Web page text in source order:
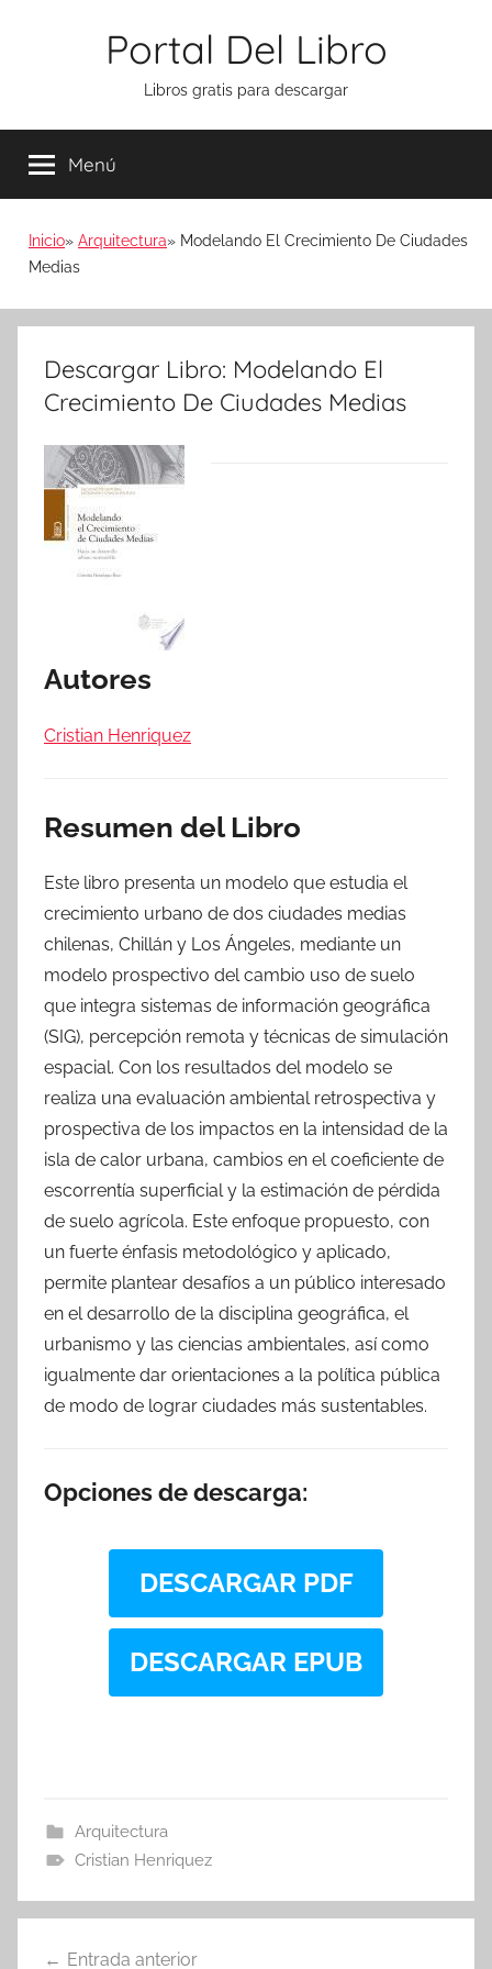
Portal Del Libro
Libros gratis para descargar
Menú
Inicio Arquitectura
Modelando El Crecimiento De Ciudades
Medias
Descargar Libro: Modelando El
Crecimiento De Ciudades Medias
Autores
Cristian Henriquez
Resumen del Libro
Este libro presenta un modelo que estudia el
crecimiento urbano de dos ciudades medias
chilenas, Chillán y Los Ángeles, mediante un
modelo prospectivo del cambio uso de suelo
que integra sistemas de información geográfica
(SIG), percepción remota y técnicas de simulación
espacial. Con los resultados del modelo se
realiza una evaluación ambiental retrospectiva y
prospectiva de los impactos en la intensidad de la
isla de calor urbana, cambios en el coeficiente de
escorrentía superficial y la estimación de pérdida
de suelo agrícola. Este enfoque propuesto, con
un fuerte énfasis metodológico y aplicado,
permite plantear desafíos a un público interesado
en el desarrollo de la disciplina geográfica, el
urbanismo y las ciencias ambientales, así como
igualmente dar orientaciones a la política pública
de modo de lograr ciudades más sustentables.
Opciones de descarga:
DESCARGAR PDF
DESCARGAR EPUB
Arquitectura
Cristian Henriquez
Entrada anterior